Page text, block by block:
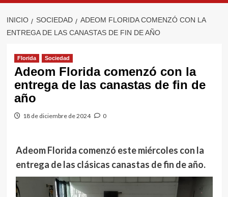
INICIO SOCIEDAD
ADEOM FLORIDA COMENZÓ CON LA
ENTREGA DE LAS CANASTAS DE FIN DE AÑO
Florida Sociedad
Adeom Florida comenzó con la
entrega de las canastas de fin de
año
18 de diciembre de 2024 0
Adeom Florida comenzó este miércoles con la
entrega de las clásicas canastas de fin de año.